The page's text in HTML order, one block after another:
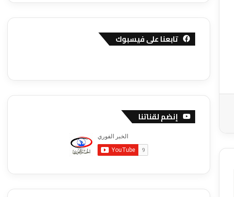
تابعنا على فيسبوك
إنضم لقناتنا